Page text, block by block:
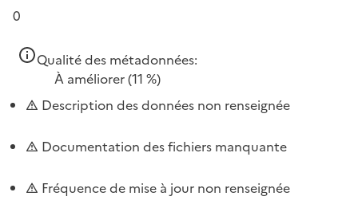
0
Qualité des métadonnées:
À améliorer(11 %)
Description des données non renseignée
Documentation des fichiers manquante
Fréquence de mise à jour non renseignée